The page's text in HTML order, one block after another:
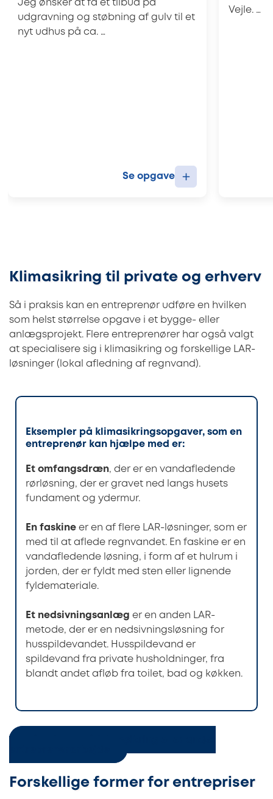
Jeg ønsker at få et tilbud på
udgravning og støbning af gulv til et
nyt udhus på ca. …
Se opgave +
Vejle. …
Klimasikring til private og erhverv
Så i praksis kan en entreprenør udføre en hvilken
som helst størrelse opgave i et bygge- eller
anlægsprojekt. Flere entreprenører har også valgt
at specialisere sig i klimasikring og forskellige LAR-
løsninger (lokal afledning af regnvand).
Eksempler på klimasikringsopgaver, som en
entreprenør kan hjælpe med er:
Et omfangsdræn, der er en vandafledende
rørløsning, der er gravet ned langs husets
fundament og ydermur.
En faskineer en af flere LAR-løsninger, som er
med til at aflede regnvandet. En faskine er en
vandafledende løsning, i form af et hulrum i
jorden, der er fyldt med sten eller lignende
fyldemateriale.
Et nedsivningsanlæg er en anden LAR-
metode, der er en nedsivningsløsning for
husspildevandet. Husspildevand er
spildevand fra private husholdninger, fra
blandt andet afløb fra toilet, bad og køkken.
Forskellige former for entrepriser